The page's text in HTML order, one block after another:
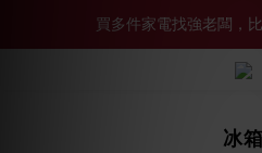
買多件家電找強老闆，
買多件家電找強老闆，
官網現金轉帳優惠 結帳輸
冰箱